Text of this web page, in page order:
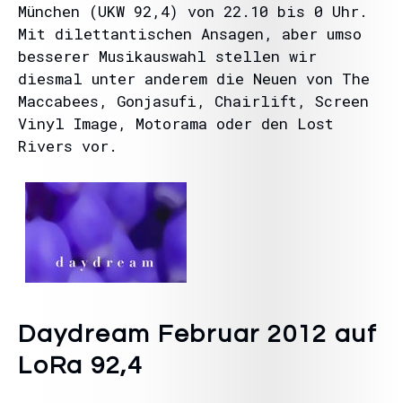
München (UKW 92,4) von 22.10 bis 0 Uhr.
Mit dilettantischen Ansagen, aber umso
besserer Musikauswahl stellen wir
diesmal unter anderem die Neuen von The
Maccabees, Gonjasufi, Chairlift, Screen
Vinyl Image, Motorama oder den Lost
Rivers vor.
Daydream Februar 2012 auf
LoRa 92,4